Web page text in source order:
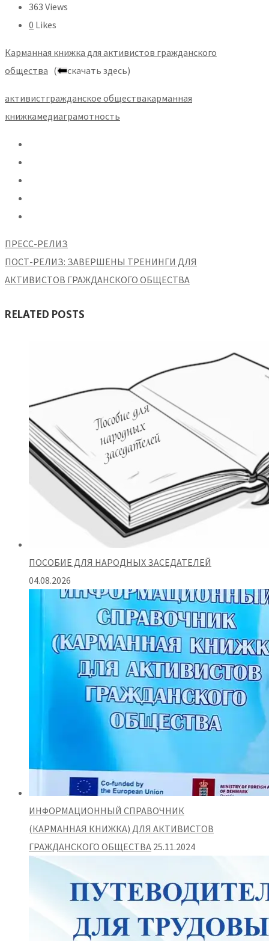
363 Views
0 Likes
Карманная книжка для активистов гражданского
общества ( скачать здесь)
активистгражданское обществакарманная
книжкамедиаграмотность
ПРЕСС-РЕЛИЗ
ПОСТ-РЕЛИЗ: ЗАВЕРШЕНЫ ТРЕНИНГИ ДЛЯ
АКТИВИСТОВ ГРАЖДАНСКОГО ОБЩЕСТВА
RELATED POSTS
ПОСОБИЕ ДЛЯ НАРОДНЫХ ЗАСЕДАТЕЛЕЙ
04.08.2026
ИНФОРМАЦИОННЫЙ СПРАВОЧНИК
(КАРМАННАЯ КНИЖКА) ДЛЯ АКТИВИСТОВ
ГРАЖДАНСКОГО ОБЩЕСТВА 25.11.2024